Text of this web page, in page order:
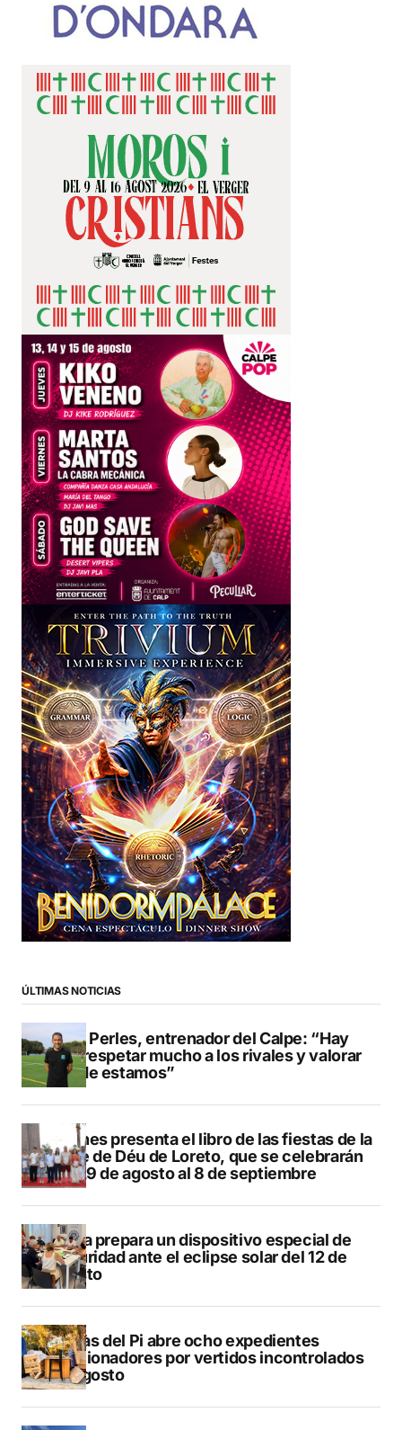
ÚLTIMAS NOTICIAS
Pere Perles, entrenador del Calpe: “Hay
que respetar mucho a los rivales y valorar
dónde estamos”
Duanes presenta el libro de las fiestas de la
Mare de Déu de Loreto, que se celebrarán
del 29 de agosto al 8 de septiembre
Xàbia prepara un dispositivo especial de
seguridad ante el eclipse solar del 12 de
agosto
L’Alfàs del Pi abre ocho expedientes
sancionadores por vertidos incontrolados
en agosto